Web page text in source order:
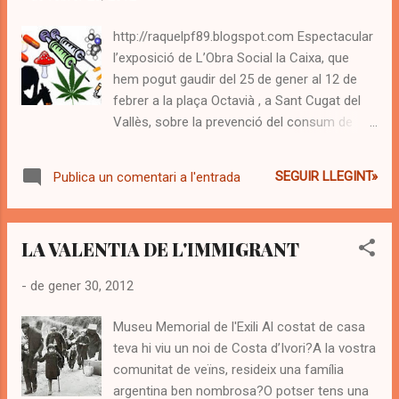
boca, de com pot arribar ser d’increïble
trencar la porta d’una habitació a cops de
puny i de peu. La definició i l’objectiu d’un
d’aquests programes és molt clara i molt
interessant a priori: “Segueix el dia a dia de
gran”, intentarà restablir l'enteniment i la
http://raquelpf89.blogspot.com Espectacular
l’exposició de L’Obra Social la Caixa, que
hem pogut gaudir del 25 de gener al 12 de
febrer a la plaça Octavià , a Sant Cugat del
Vallès, sobre la prevenció del consum de
atònites sorpreses. Una guia molt amable
ens va acompanyar a fer el recorregut pels
D’entrada la noia ens va dir; “L’exposició
científiques, sense entrar en termes
Primera decepció! Jo que venia a saber, com
a pare i professional de l’educació, com
tractar el tema del consum de drogues, amb
Publica un comentari a l'entrada SEGUIR LLEGINT»
LA VALENTIA DE L'IMMIGRANT
- de gener 30, 2012
Museu Memorial de l'Exili Al costat de casa
teva hi viu un noi de Costa d’Ivori?A la vostra
comunitat de veïns, resideix una família
argentina ben nombrosa?O potser tens una